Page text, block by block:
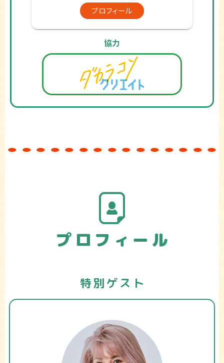
プロフィール
協力
プロフィール
特別ゲスト